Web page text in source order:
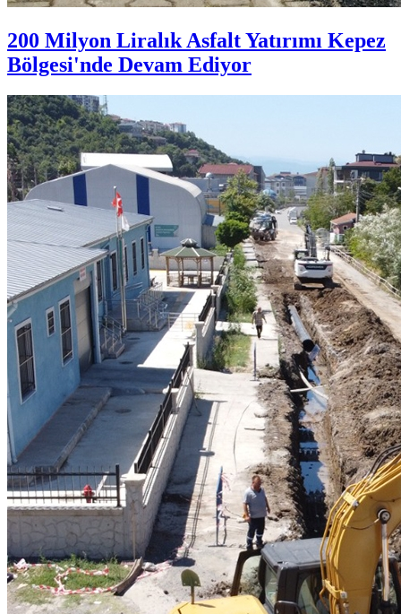
200 Milyon Liralık Asfalt Yatırımı Kepez
Bölgesi'nde Devam Ediyor